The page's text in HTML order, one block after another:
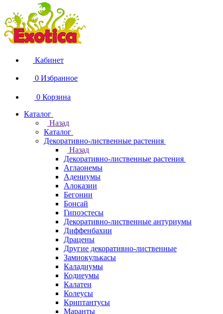
Кабинет
0 Избранное
0 Корзина
Каталог
Назад
Каталог
Декоративно-лиственные растения
Назад
Декоративно-лиственные растения
Аглаонемы
Адениумы
Алоказии
Бегонии
Бонсай
Гипоэстесы
Декоративно-лиственные антуриумы
Диффенбахии
Драцены
Другие декоративно-лиственные
Замиокулькасы
Каладиумы
Кодиеумы
Калатеи
Колеусы
Криптантусы
Маранты